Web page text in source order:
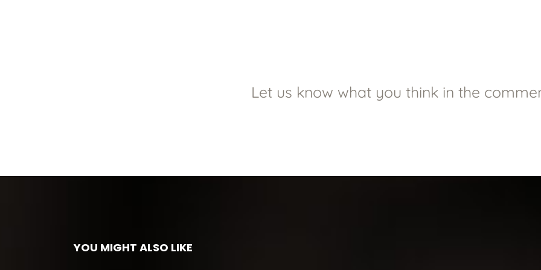
Let us know what you think in the
YOU MIGHT ALSO LIKE